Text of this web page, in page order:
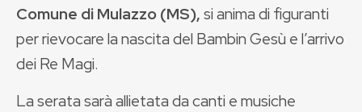
Comune di Mulazzo (MS),si anima di figuranti
per rievocare la nascita del Bambin Gesù e l’arrivo
dei Re Magi.
La serata sarà allietata da canti e musiche